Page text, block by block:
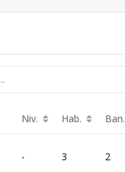
Niv. Hab. Ban.
- 3 2